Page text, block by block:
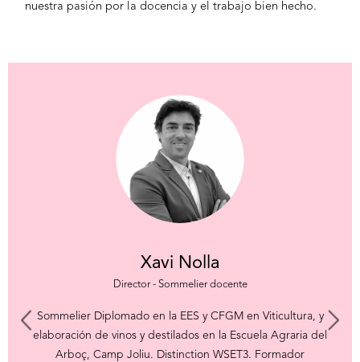
nuestra pasión por la docencia y el trabajo bien hecho.
Xavi Nolla
Director - Sommelier docente
Sommelier Diplomado en la EES y CFGM en Viticultura, y
elaboración de vinos y destilados en la Escuela Agraria del
Arboç, Camp Joliu. Distinction WSET3. Formador